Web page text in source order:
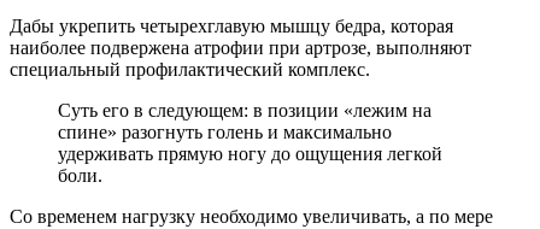
Дабы укрепить четырехглавую мышцу бедра, которая
наиболее подвержена атрофии при артрозе, выполняют
специальный профилактический комплекс.
Суть его в следующем: в позиции «лежим на
спине» разогнуть голень и максимально
удерживать прямую ногу до ощущения легкой
боли.
Со временем нагрузку необходимо увеличивать, а по мере